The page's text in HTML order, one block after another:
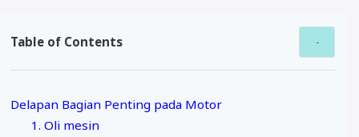
Table of Contents
Delapan Bagian Penting pada Motor
1. Oli mesin